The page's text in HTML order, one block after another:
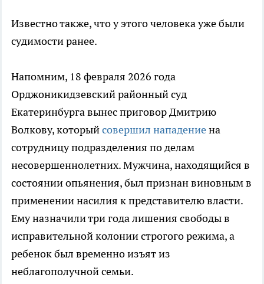
Известно также, что у этого человека уже были
судимости ранее.
Напомним, 18 февраля 2026 года
Орджоникидзевский районный суд
Екатеринбурга вынес приговор Дмитрию
Волкову, которыйсовершил нападениена
сотрудницу подразделения по делам
несовершеннолетних. Мужчина, находящийся в
состоянии опьянения, был признан виновным в
применении насилия к представителю власти.
Ему назначили три года лишения свободы в
исправительной колонии строгого режима, а
ребенок был временно изъят из
неблагополучной семьи.